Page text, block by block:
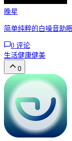
晚星
简单纯粹的白噪音助
0 评论
生活健康健美
0